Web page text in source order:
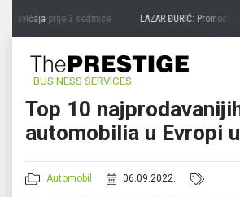
zavičajaprije 3 sedmice LAZAR ĐURIĆ: Promocija
BUSINESS SERVICES
Top 10
automobilia u Evropi
Automobil 06.09.2022.